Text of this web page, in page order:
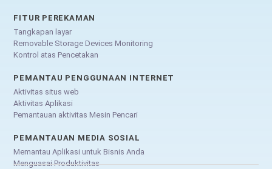
FITUR PEREKAMAN
Tangkapan layar
Removable Storage Devices Monitoring
Kontrol atas Pencetakan
PEMANTAU PENGGUNAAN INTERNET
Aktivitas situs web
Aktivitas Aplikasi
Pemantauan aktivitas Mesin Pencari
PEMANTAUAN MEDIA SOSIAL
Memantau Aplikasi untuk Bisnis Anda
Menguasai Produktivitas